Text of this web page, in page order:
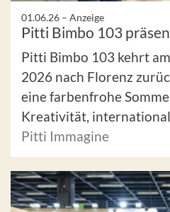
01.06.26 – Anzeige
Pitti Bimbo 103
Pitti Bimbo 103 kehrt
2026 nach Florenz
eine farbenfrohe
Kreativität,
Pitti Immagine